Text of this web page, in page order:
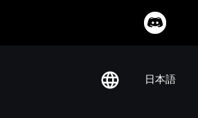
日本語